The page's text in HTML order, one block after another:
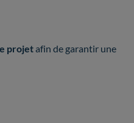
projetafin de garantir une